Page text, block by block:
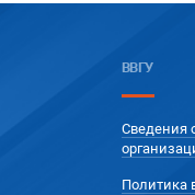
ВВГУ
Сведения
Политика